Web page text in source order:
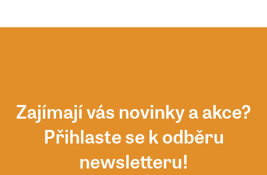
Zajímají vás novinky a akce?
Přihlaste se k odběru
newsletteru!